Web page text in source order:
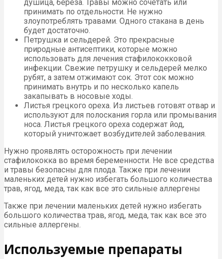
душица, береза. Травы можно сочетать или
принимать по отдельности. Не нужно
злоупотреблять травами. Одного стакана в день
будет достаточно.
Петрушка и сельдерей. Это прекрасные
природные антисептики, которые можно
использовать для лечения стафилококковой
инфекции. Свежие петрушку и сельдерей мелко
рубят, а затем отжимают сок. Этот сок можно
принимать внутрь и по несколько капель
закапывать в носовые ходы.
Листья грецкого ореха. Из листьев готовят отвар и
используют для полоскания горла или промывания
носа. Листья грецкого ореха содержат йод,
который уничтожает возбудителей заболевания.
Нужно проявлять осторожность при лечении
стафилококка во время беременности. Не все средства
и травы безопасны для плода. Также при лечении
маленьких детей нужно избегать большого количества
трав, ягод, меда, так как все это сильные аллергены
Также при лечении маленьких детей нужно избегать
большого количества трав, ягод, меда, так как все это
сильные аллергены.
Используемые препараты